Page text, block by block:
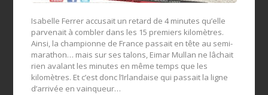
Isabelle Ferrer accusait un retard de 4 minutes qu’elle
parvenait à combler dans les 15 premiers kilomètres.
Ainsi, la championne de France passait en tête au semi-
marathon… mais sur ses talons, Eimar Mullan ne lâchait
rien avalant les minutes en même temps que les
kilomètres. Et c’est donc l’Irlandaise qui passait la ligne
d’arrivée en vainqueur…